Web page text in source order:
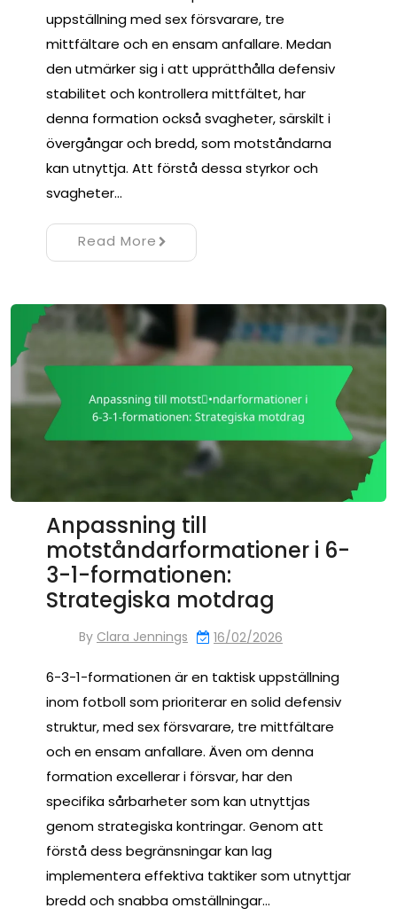
uppställning med sex försvarare, tre
mittfältare och en ensam anfallare. Medan
den utmärker sig i att upprätthålla defensiv
stabilitet och kontrollera mittfältet, har
denna formation också svagheter, särskilt i
övergångar och bredd, som motståndarna
kan utnyttja. Att förstå dessa styrkor och
svagheter…
Read More
Anpassning till
motståndarformationer i 6-
3-1-formationen:
Strategiska motdrag
By Clara Jennings 16/02/2026
6-3-1-formationen är en taktisk uppställning
inom fotboll som prioriterar en solid defensiv
struktur, med sex försvarare, tre mittfältare
och en ensam anfallare. Även om denna
formation excellerar i försvar, har den
specifika sårbarheter som kan utnyttjas
genom strategiska kontringar. Genom att
förstå dess begränsningar kan lag
implementera effektiva taktiker som utnyttjar
bredd och snabba omställningar…